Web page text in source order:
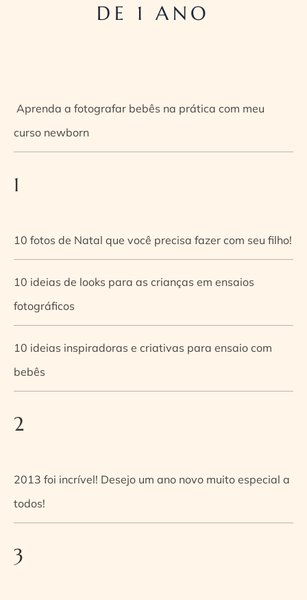
DE 1 ANO
Aprenda a fotografar bebês na prática com meu
curso newborn
1
10 fotos de Natal que você precisa fazer com seu filho!
10 ideias de looks para as crianças em ensaios
fotográficos
10 ideias inspiradoras e criativas para ensaio com
bebês
2
2013 foi incrível! Desejo um ano novo muito especial a
todos!
3